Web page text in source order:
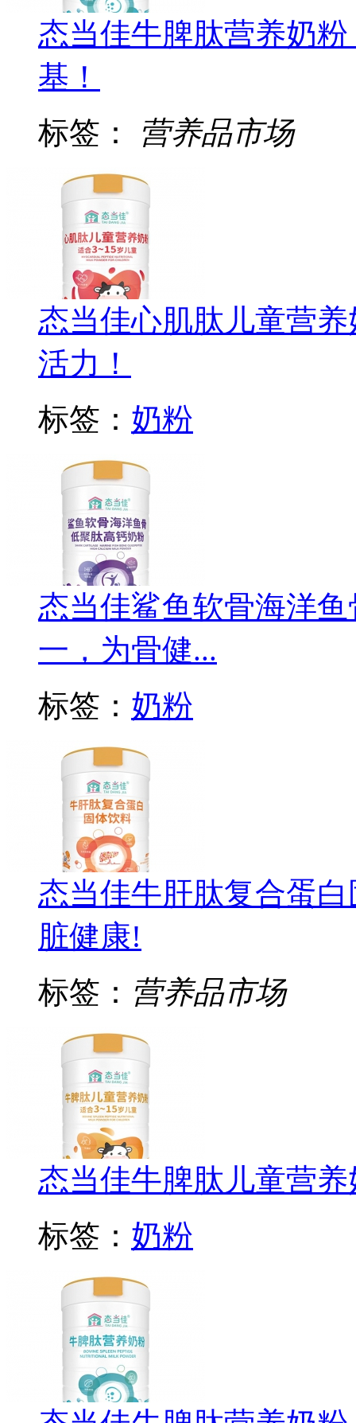
态当佳牛脾肽营养奶
基！
标签：
营养品市场
态当佳心肌肽儿童营
活力！
标签： 奶粉
态当佳鲨鱼软骨海洋
一，为骨健...
标签： 奶粉
态当佳牛肝肽复合蛋
脏健康!
标签： 营养品市场
态当佳牛脾肽儿童营
标签： 奶粉